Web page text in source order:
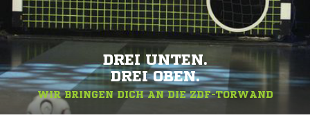
DREI UNTEN.
DREI OBEN.
WIR BRINGEN DICH AN DIE ZDF-TORWAND